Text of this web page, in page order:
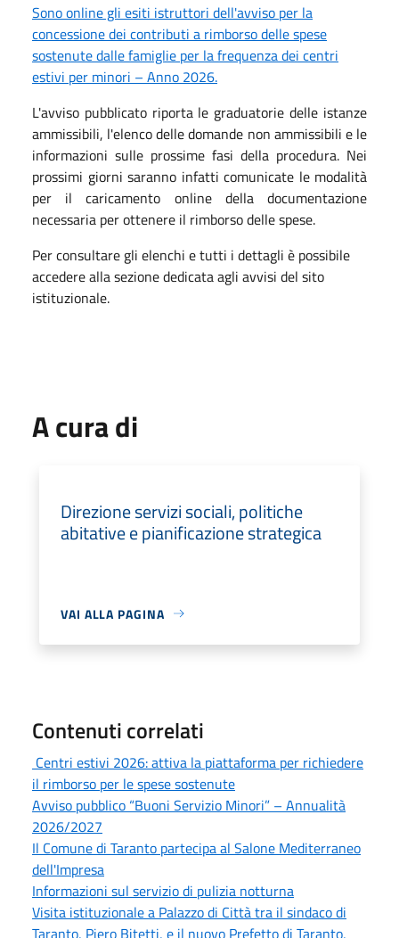
Sono online gli esiti istruttori dell'avviso per la
concessione dei contributi a rimborso delle spese
sostenute dalle famiglie per la frequenza dei centri
estivi per minori – Anno 2026.
L'avviso pubblicato riporta le graduatorie delle istanze
ammissibili, l'elenco delle domande non ammissibili e le
informazioni sulle prossime fasi della procedura. Nei
prossimi giorni saranno infatti comunicate le modalità
per il caricamento online della documentazione
necessaria per ottenere il rimborso delle spese.
Per consultare gli elenchi e tutti i dettagli è possibile
accedere alla sezione dedicata agli avvisi del sito
istituzionale.
A cura di
Direzione servizi sociali, politiche
abitative e pianificazione strategica
VAI ALLA PAGINA
Contenuti correlati
Centri estivi 2026: attiva la piattaforma per richiedere
il rimborso per le spese sostenute
Avviso pubblico “Buoni Servizio Minori” – Annualità
2026/2027
Il Comune di Taranto partecipa al Salone Mediterraneo
dell'Impresa
Informazioni sul servizio di pulizia notturna
Visita istituzionale a Palazzo di Città tra il sindaco di
Taranto, Piero Bitetti, e il nuovo Prefetto di Taranto,